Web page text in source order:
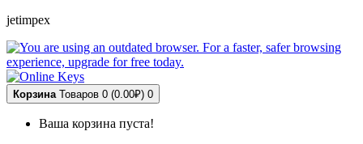
jetimpex
Корзина Товаров 0 (0.00₽) 0
Ваша корзина пуста!